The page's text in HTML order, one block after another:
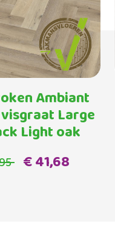
Ambiant
Large
Light oak
€ 41,68